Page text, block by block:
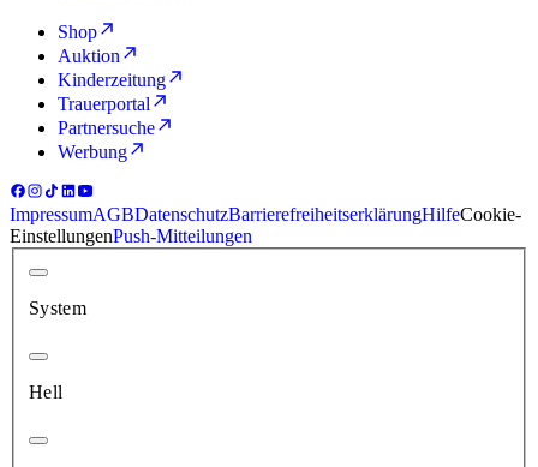
Shop
Auktion
Kinderzeitung
Trauerportal
Partnersuche
Werbung
ImpressumAGBDatenschutzBarrierefreiheitserklärungHilfeCookie-
EinstellungenPush-Mitteilungen
System
Hell